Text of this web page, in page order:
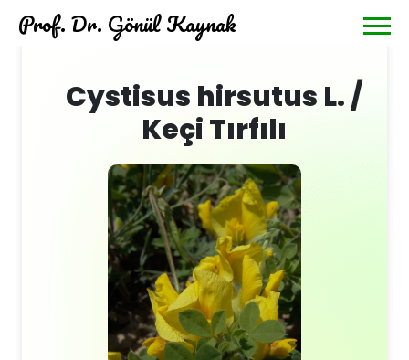
Prof. Dr. Gönül Kaynak
Cystisus hirsutus L. /
Keçi Tırfılı